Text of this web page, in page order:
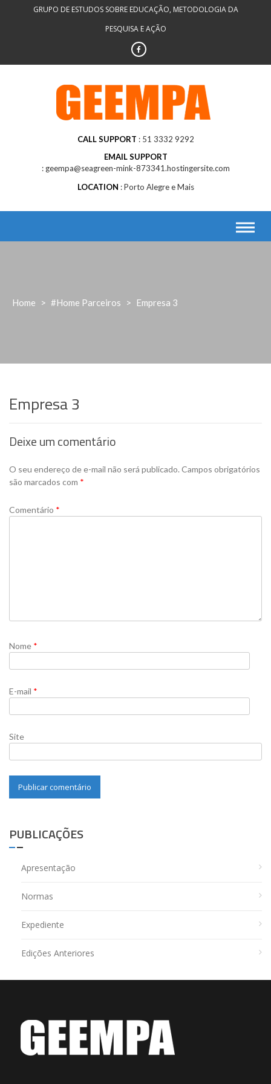
GRUPO DE ESTUDOS SOBRE EDUCAÇÃO, METODOLOGIA DA
PESQUISA E AÇÃO
CALL SUPPORT
51 3332 9292
EMAIL SUPPORT
geempa@seagreen-mink-873341.hostingersite.com
LOCATION
Porto Alegre e Mais
Home > #Home Parceiros > Empresa 3
Empresa 3
Deixe um comentário
O seu endereço de e-mail não será publicado.Campos obrigatórios
são marcados com *
Comentário *
Nome *
E-mail *
Site
PUBLICAÇÕES
Apresentação
Normas
Expediente
Edições Anteriores